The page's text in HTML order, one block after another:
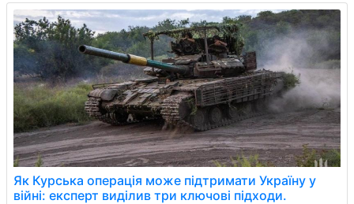
Як Курська операція може підтримати Україну у
війні: експерт виділив три ключові підходи.